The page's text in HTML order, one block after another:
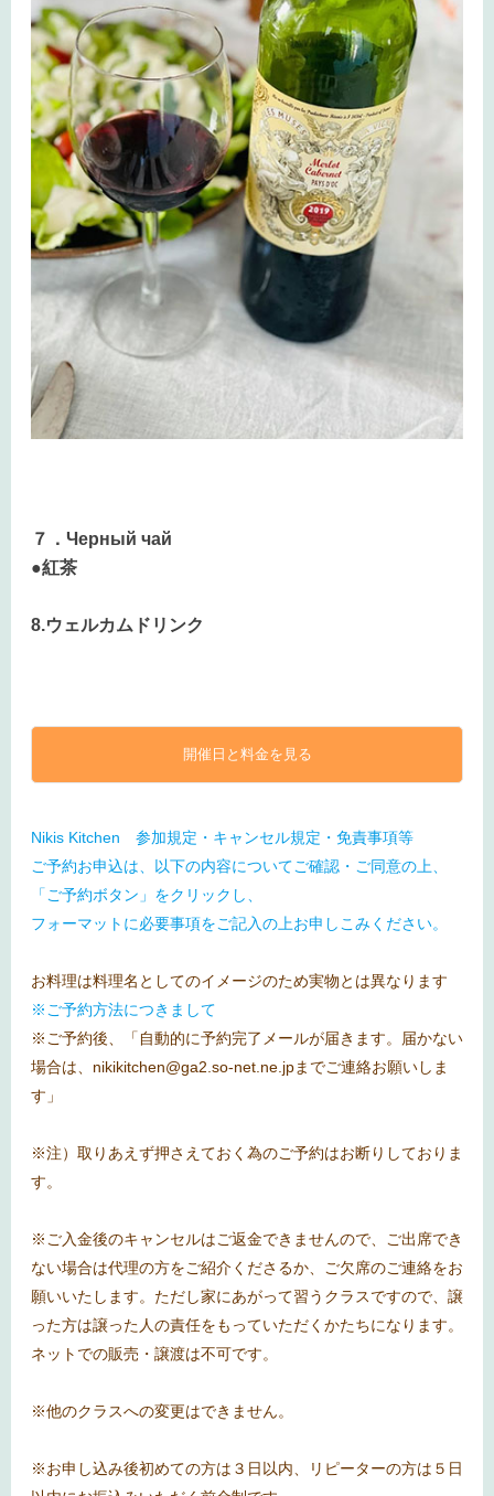
７．Черный чай
●紅茶
8.ウェルカムドリンク
開催日と料金を見る
Nikis Kitchen 参加規定・キャンセル規定・免責事項等
ご予約お申込は、以下の内容についてご確認・ご同意の上、
「ご予約ボタン」をクリックし、
フォーマットに必要事項をご記入の上お申しこみください。
お料理は料理名としてのイメージのため実物とは異なります
※ご予約方法につきまして
※ご予約後、「自動的に予約完了メールが届きます。届かない
場合は、nikikitchen@ga2.so-net.ne.jpまでご連絡お願いしま
す」
※注）取りあえず押さえておく為のご予約はお断りしておりま
す。
※ご入金後のキャンセルはご返金できませんので、ご出席でき
ない場合は代理の方をご紹介くださるか、ご欠席のご連絡をお
願いいたします。ただし家にあがって習うクラスですので、譲
った方は譲った人の責任をもっていただくかたちになります。
ネットでの販売・譲渡は不可です。
※他のクラスへの変更はできません。
※お申し込み後初めての方は３日以内、リピーターの方は５日